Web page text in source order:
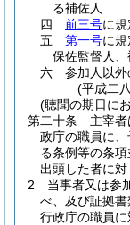
る補佐人
四
前三号に
五
第一号に
保佐監督人
六
参加人以外
(平成二
(聴聞の期日に
第二十条
主宰
政庁の職員に
る条例等の条
出頭した者に対
2
当事者又は参
べ、及び証拠
行政庁の職員に